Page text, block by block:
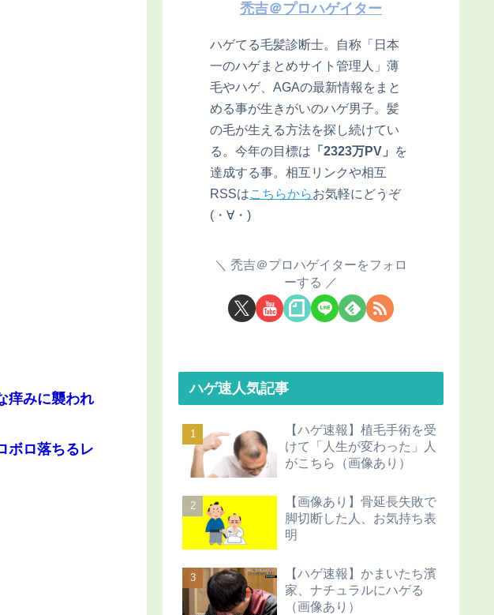
痒みに襲われ
ボロ落ちるレ
禿吉＠プロハゲイター
ハゲてる毛髪診断士。自称「日本
一のハゲまとめサイト管理人」薄
毛やハゲ、AGAの最新情報をまと
める事が生きがいのハゲ男子。髪
の毛が生える方法を探し続けてい
る。今年の目標は 「2323万PV」 を
達成する事。相互リンクや相互
RSSはこちらからお気軽にどうぞ
(・∀・)
禿吉＠プロハゲイターをフォロ
ーする
ハゲ速人気記事
【ハゲ速報】植毛手術を受
けて「人生が変わった」人
がこちら（画像あり）
【画像あり】骨延長失敗で
脚切断した人、お気持ち表
明
【ハゲ速報】かまいたち濱
家、ナチュラルにハゲる
（画像あり）